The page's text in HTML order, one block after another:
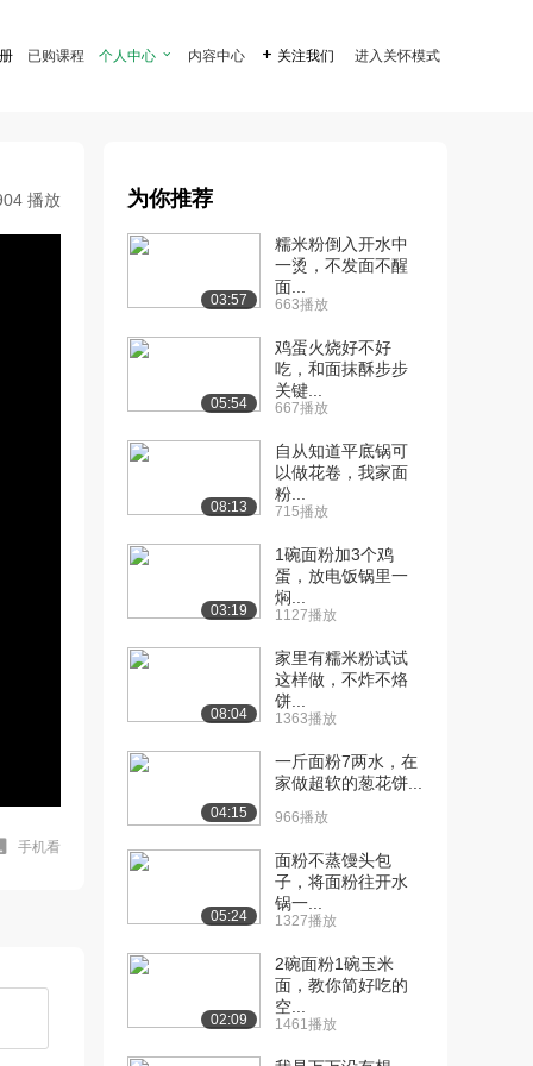
已购课程 个人中心  内容中心  关注我们 进入关怀模式
播放
手机看
为你推荐
03:57
糯米粉倒入开水中
一烫，不发面不醒
面...
663播放
05:54
鸡蛋火烧好不好
吃，和面抹酥步步
关键...
667播放
08:13
自从知道平底锅可
以做花卷，我家面
粉...
715播放
03:19
1碗面粉加3个鸡
蛋，放电饭锅里一
焖...
1127播放
08:04
家里有糯米粉试试
这样做，不炸不烙
饼...
1363播放
04:15
一斤面粉7两水，在
家做超软的葱花饼...
966播放
05:24
面粉不蒸馒头包
子，将面粉往开水
锅一...
1327播放
02:09
2碗面粉1碗玉米
面，教你简好吃的
空...
1461播放